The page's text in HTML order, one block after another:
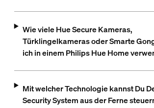
Wie viele Hue Secure Kameras,
Türklingelkameras oder Smarte
ich in einem Philips Hue Home
Mit welcher Technologie kannst Du
Security System aus der Ferne